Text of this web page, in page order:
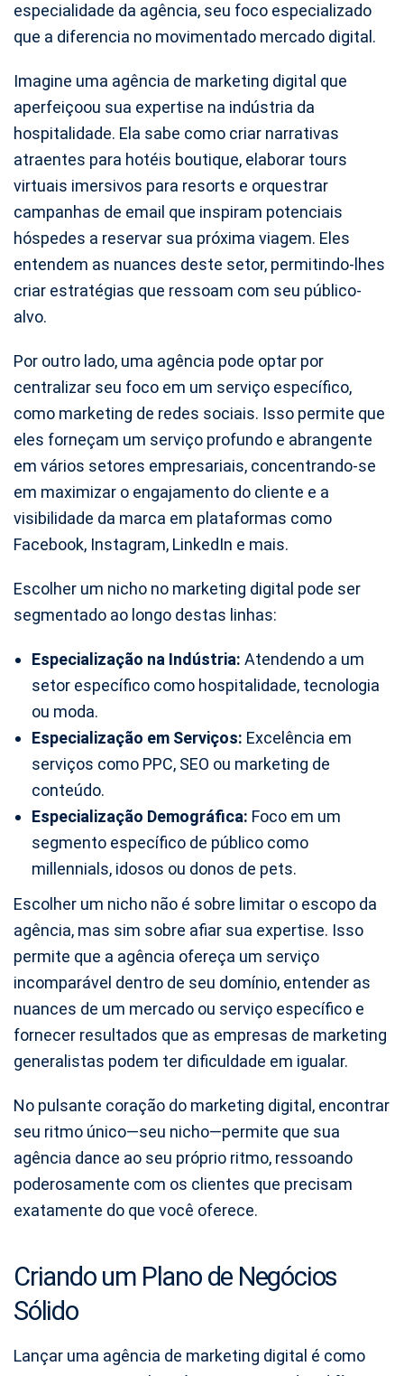
especialidade da agência, seu foco especializado
que a diferencia no movimentado mercado digital.
Imagine uma agência de marketing digital que
aperfeiçoou sua expertise na indústria da
hospitalidade. Ela sabe como criar narrativas
atraentes para hotéis boutique, elaborar tours
virtuais imersivos para resorts e orquestrar
campanhas de email que inspiram potenciais
hóspedes a reservar sua próxima viagem. Eles
entendem as nuances deste setor, permitindo-lhes
criar estratégias que ressoam com seu público-
alvo.
Por outro lado, uma agência pode optar por
centralizar seu foco em um serviço específico,
como marketing de redes sociais. Isso permite que
eles forneçam um serviço profundo e abrangente
em vários setores empresariais, concentrando-se
em maximizar o engajamento do cliente e a
visibilidade da marca em plataformas como
Facebook, Instagram, LinkedIn e mais.
Escolher um nicho no marketing digital pode ser
segmentado ao longo destas linhas:
Especialização na Indústria: Atendendo a um
setor específico como hospitalidade, tecnologia
ou moda.
Especialização em Serviços: Excelência em
serviços como PPC, SEO ou marketing de
conteúdo.
Especialização Demográfica: Foco em um
segmento específico de público como
millennials, idosos ou donos de pets.
Escolher um nicho não é sobre limitar o escopo da
agência, mas sim sobre afiar sua expertise. Isso
permite que a agência ofereça um serviço
incomparável dentro de seu domínio, entender as
nuances de um mercado ou serviço específico e
fornecer resultados que as empresas de marketing
generalistas podem ter dificuldade em igualar.
No pulsante coração do marketing digital, encontrar
seu ritmo único—seu nicho—permite que sua
agência dance ao seu próprio ritmo, ressoando
poderosamente com os clientes que precisam
exatamente do que você oferece.
Criando um Plano de Negócios
Sólido
Lançar uma agência de marketing digital é como